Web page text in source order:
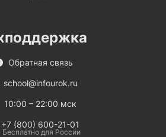
Обратная связь
school@infourok.ru
10:00 – 22:00 мск
+7 (800) 600-21-01
Бесплатно для России